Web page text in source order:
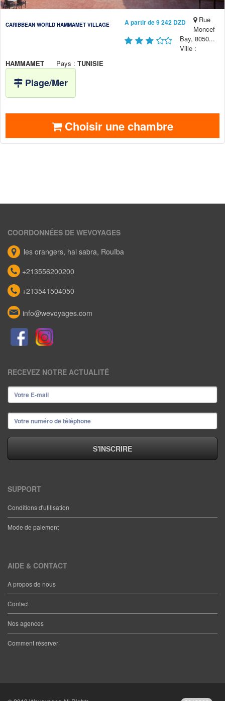
CARIBBEAN WORLD HAMMAMET VILLAGE A partir de 9 242 DZD
Rue
Moncef
Bay, 8050...
Ville :
HAMMAMET Pays : TUNISIE
Plage/Mer
Choisir une chambre
COORDONNÉES DE WEVOYAGES
les orangers, hai sabra, Rouïba
+213556200200
+213541504050
info@wevoyages.com
RECEVEZ NOTRE ACTUALITÉ
SUPPORT
Conditions d'utilisation
Mode de paiement
AIDE & CONTACT
A propos de nous
Contact
Nos agences
Comment réserver